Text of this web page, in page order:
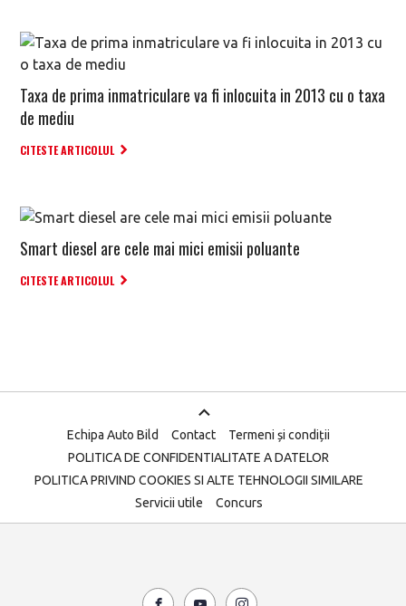
Taxa de prima inmatriculare va fi inlocuita in 2013 cu o taxa
de mediu
CITESTE ARTICOLUL
Smart diesel are cele mai mici emisii poluante
CITESTE ARTICOLUL
Echipa Auto Bild Contact
Termeni și condiții
POLITICA DE CONFIDENTIALITATE A DATELOR
POLITICA PRIVIND COOKIES SI ALTE TEHNOLOGII SIMILARE
Servicii utile
Concurs